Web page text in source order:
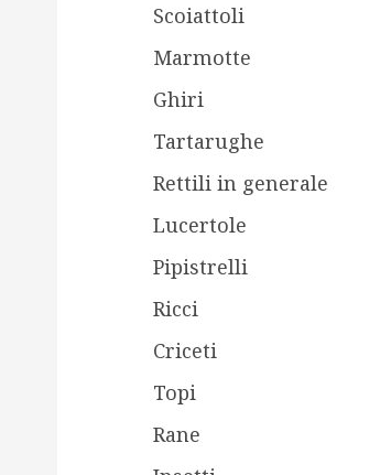
Scoiattoli
Marmotte
Ghiri
Tartarughe
Rettili in generale
Lucertole
Pipistrelli
Ricci
Criceti
Topi
Rane